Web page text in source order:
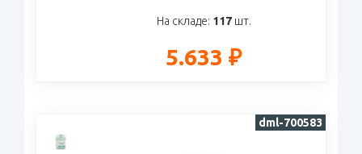
На складе: 117шт.
5.633 ₽
dml-700583